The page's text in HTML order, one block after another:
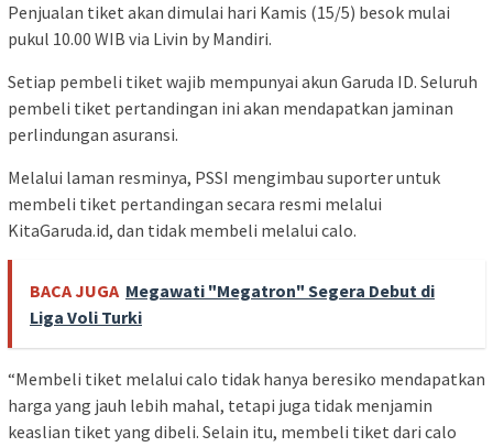
Penjualan tiket akan dimulai hari Kamis (15/5) besok mulai
pukul 10.00 WIB via Livin by Mandiri.
Setiap pembeli tiket wajib mempunyai akun Garuda ID. Seluruh
pembeli tiket pertandingan ini akan mendapatkan jaminan
perlindungan asuransi.
Melalui laman resminya, PSSI mengimbau suporter untuk
membeli tiket pertandingan secara resmi melalui
KitaGaruda.id, dan tidak membeli melalui calo.
BACA JUGA Megawati "Megatron" Segera Debut di
Liga Voli Turki
“Membeli tiket melalui calo tidak hanya beresiko mendapatkan
harga yang jauh lebih mahal, tetapi juga tidak menjamin
keaslian tiket yang dibeli. Selain itu, membeli tiket dari calo